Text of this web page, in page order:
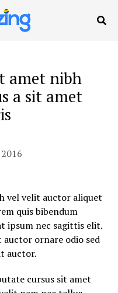
amet nibh
a sit amet
vel velit auctor aliquet
quis bibendum
ipsum nec sagittis elit.
ornare odio sed
auctor.
cursus sit amet